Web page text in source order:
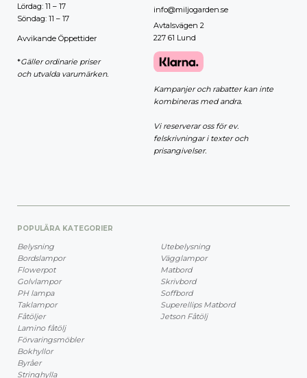
Lördag: 11 – 17
Söndag: 11 – 17
Avvikande Öppettider
*Gäller ordinarie priser
och utvalda varumärken.
info@miljogarden.se
Avtalsvägen 2
227 61 Lund
Kampanjer och rabatter kan inte
kombineras med andra.
Vi reserverar oss för ev.
felskrivningar i texter och
prisangivelser.
POPULÄRA KATEGORIER
Belysning
Bordslampor
Flowerpot
Golvlampor
PH lampa
Taklampor
Fåtöljer
Lamino fåtölj
Förvaringsmöbler
Bokhyllor
Byråer
Stringhylla
Utebelysning
Vägglampor
Matbord
Skrivbord
Soffbord
Superellips Matbord
Jetson Fåtölj